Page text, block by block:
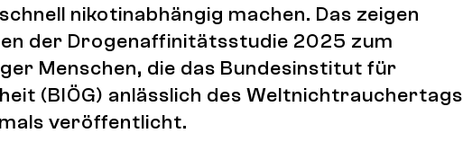
nikotinabhängig machen. Das zeigen
der Drogenaffinitätsstudie 2025 zum
Menschen, die das Bundesinstitut für
(BIÖG) anlässlich des Weltnichtrauchertags
veröffentlicht.